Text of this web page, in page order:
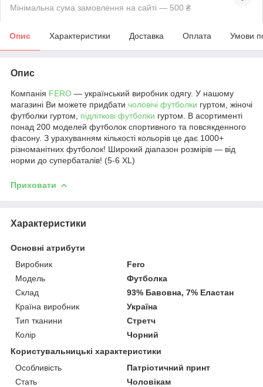
Мінімальна сума замовлення на сайті — 500 ₴
Опис Характеристики Доставка Оплата Умови
Опис
Компанія FERO — український виробник одягу. У нашому
магазині Ви можете придбати чоловічі футболки гуртом, жіночі
футболки гуртом, підліткові футболки гуртом. В асортименті
понад 200 моделей футболок спортивного та повсякденного
фасону. З урахуванням кількості кольорів це дає 1000+
різноманітних футболок! Широкий діапазон розмірів — від
норми до супербаталів! (5-6 XL)
Приховати
Характеристики
Основні атрибути
Виробник
Fero
Модель
Футболка
Склад
93% Бавовна, 7% Еластан
Країна виробник
Україна
Тип тканини
Стретч
Колір
Чорний
Користувальницькі характеристики
Особливість
Патріотичний принт
Стать
Чоловікам